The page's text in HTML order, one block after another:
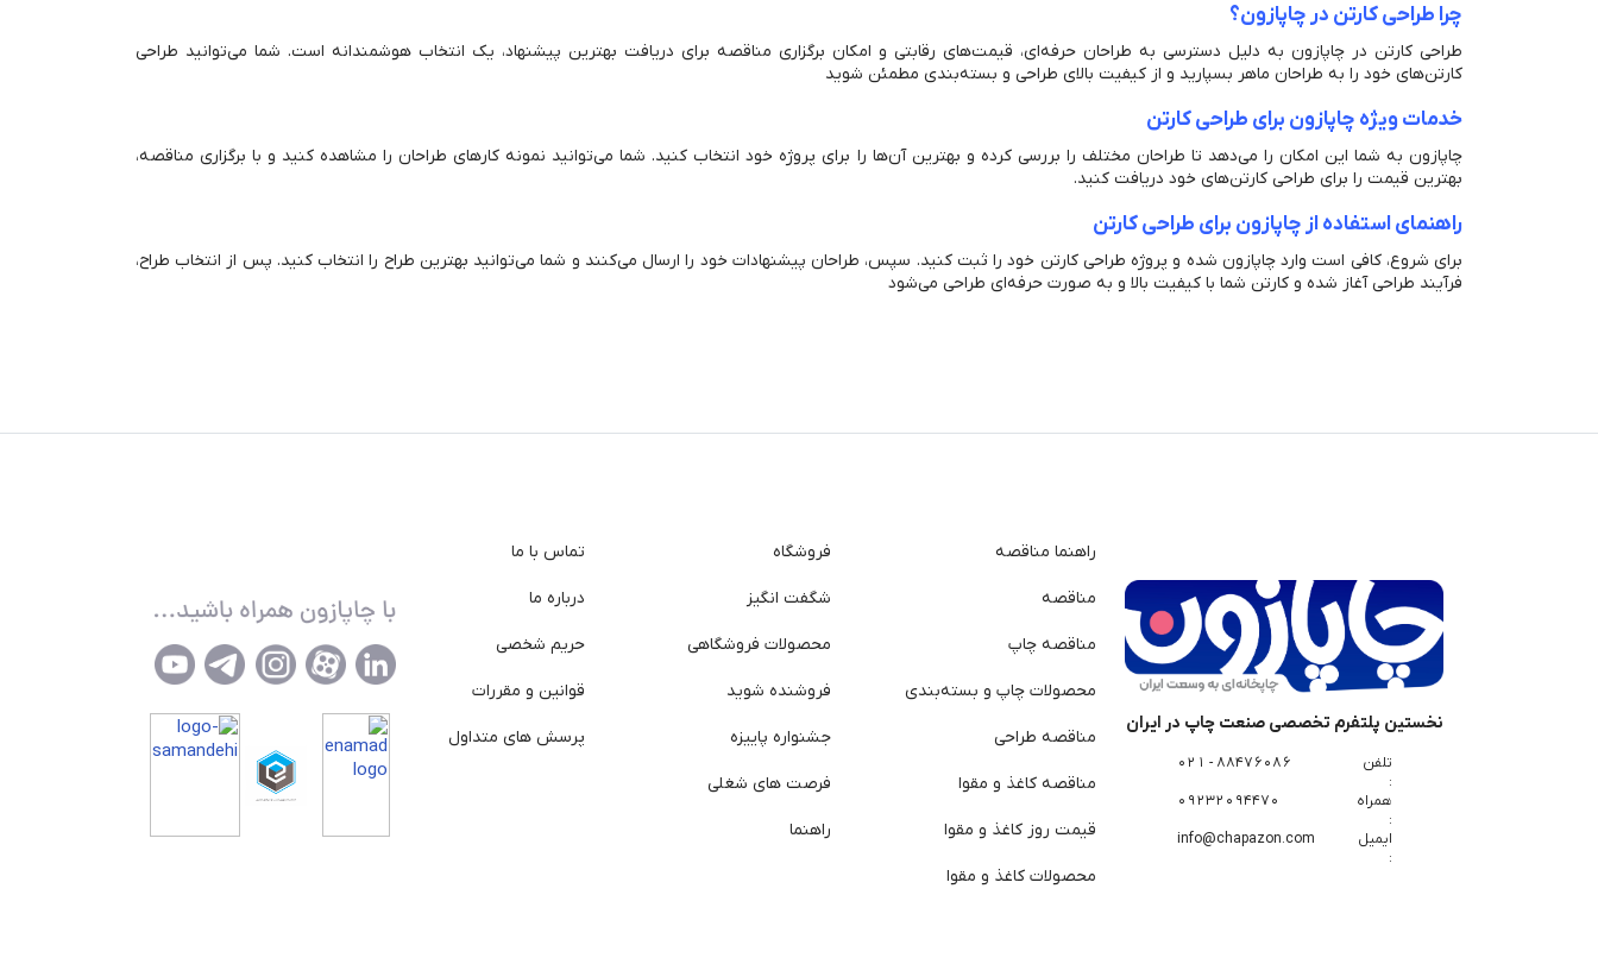
چرا طراحی کارتن در چاپازون؟
طراحی کارتن در چاپازون به دلیل دسترسی به طراحان حرفه‌ای، قیمت‌های رقابتی و امکان برگزاری مناقصه برای دریافت بهترین پیشنهاد، یک انتخاب هوشمندانه است. شما می‌توانید طراحی
کارتن‌های خود را به طراحان ماهر بسپارید و از کیفیت بالای طراحی و بسته‌بندی مطمئن شوید
خدمات ویژه چاپازون برای طراحی کارتن
چاپازون به شما این امکان را می‌دهد تا طراحان مختلف را بررسی کرده و بهترین آن‌ها را برای پروژه خود انتخاب کنید. شما می‌توانید نمونه کارهای طراحان را مشاهده کنید و با برگزاری مناقصه،
بهترین قیمت را برای طراحی کارتن‌های خود دریافت کنید.
راهنمای استفاده از چاپازون برای طراحی کارتن
برای شروع، کافی است وارد چاپازون شده و پروژه طراحی کارتن خود را ثبت کنید. سپس، طراحان پیشنهادات خود را ارسال می‌کنند و شما می‌توانید بهترین طراح را انتخاب کنید. پس از انتخاب طراح،
فرآیند طراحی آغاز شده و کارتن شما با کیفیت بالا و به صورت حرفه‌ای طراحی می‌شود
نخستین پلتفرم تخصصی صنعت چاپ در ایران
تلفن
:
88476086 - 021
همراه
:
09232094470
ایمیل
:
info@chapazon.com
راهنما مناقصه
مناقصه
مناقصه چاپ
محصولات چاپ و بسته‌بندی
مناقصه طراحی
مناقصه کاغذ و مقوا
قیمت روز کاغذ و مقوا
محصولات کاغذ و مقوا
فروشگاه
شگفت انگیز
محصولات فروشگاهی
فروشنده شوید
جشنواره پاییزه
فرصت های شغلی
راهنما
تماس با ما
درباره ما
حریم شخصی
قوانین و مقررات
پرسش های متداول